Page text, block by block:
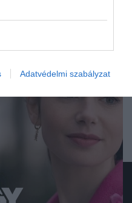
Adatvédelmi szabályzat